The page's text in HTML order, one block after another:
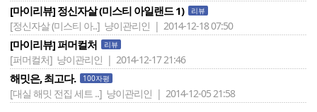
[마이리뷰] 정신자살 (미스티 아일랜드 1) 리뷰
[정신자살 (미스티 아..] 냥이관리인 | 2014-12-18 07:50
[마이리뷰] 퍼머컬처 리뷰
[퍼머컬처] 냥이관리인 | 2014-12-17 21:46
해밋은, 최고다. 100자평
[대실 해밋 전집 세트 ..] 냥이관리인 | 2014-12-05 21:58